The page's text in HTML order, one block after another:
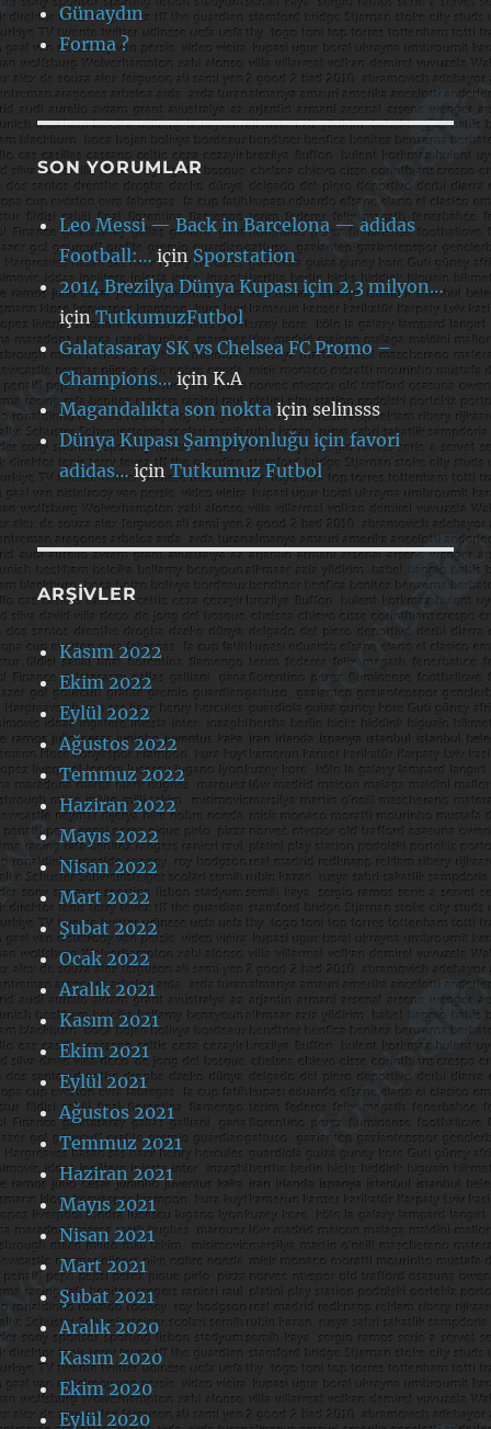
Günaydın
Forma ?
SON YORUMLAR
Leo Messi — Back in Barcelona — adidas
Football:… için Sporstation
2014 Brezilya Dünya Kupası için 2.3 milyon…
içinTutkumuzFutbol
Galatasaray SK vs Chelsea FC Promo –
Champions…içinK.A
Magandalıkta son nokta içinselinsss
Dünya Kupası Şampiyonluğu için favori
adidas…içinTutkumuz Futbol
ARŞIVLER
Kasım 2022
Ekim 2022
Eylül 2022
Ağustos 2022
Temmuz 2022
Haziran 2022
Mayıs 2022
Nisan 2022
Mart 2022
Şubat 2022
Ocak 2022
Aralık 2021
Kasım 2021
Ekim 2021
Eylül 2021
Ağustos 2021
Temmuz 2021
Haziran 2021
Mayıs 2021
Nisan 2021
Mart 2021
Şubat 2021
Aralık 2020
Kasım 2020
Ekim 2020
Eylül 2020